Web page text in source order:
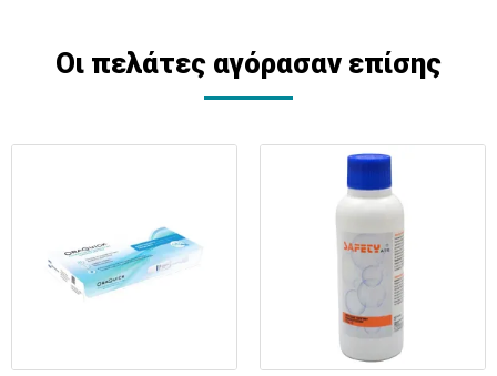
Οι πελάτες αγόρασαν επίσης